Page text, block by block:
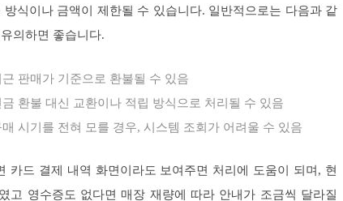
방식이나 금액이 제한될 수 있습니다. 일반적으로는 다음과 같
의하면 좋습니다.
근 판매가 기준으로 환불될 수 있음
금 환불 대신 교환이나 적립 방식으로 처리될 수 있음
매 시기를 전혀 모를 경우, 시스템 조회가 어려울 수 있음
카드 결제 내역 화면이라도 보여주면 처리에 도움이 되며, 현
고 영수증도 없다면 매장 재량에 따라 안내가 조금씩 달라질